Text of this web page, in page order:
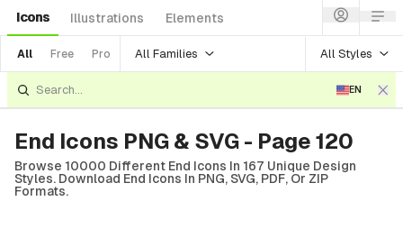
Icons Illustrations Elements
All Free Pro All Families All Styles
EN
End Icons PNG & SVG - Page 120
Browse 10000 Different End Icons In 167 Unique Design
Styles. Download End Icons In PNG, SVG, PDF, Or ZIP
Formats.